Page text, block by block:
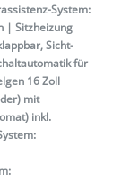
System:
| Sitzheizung
Sicht-
für
16 Zoll
mit
inkl.